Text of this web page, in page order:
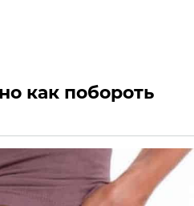
как побороть